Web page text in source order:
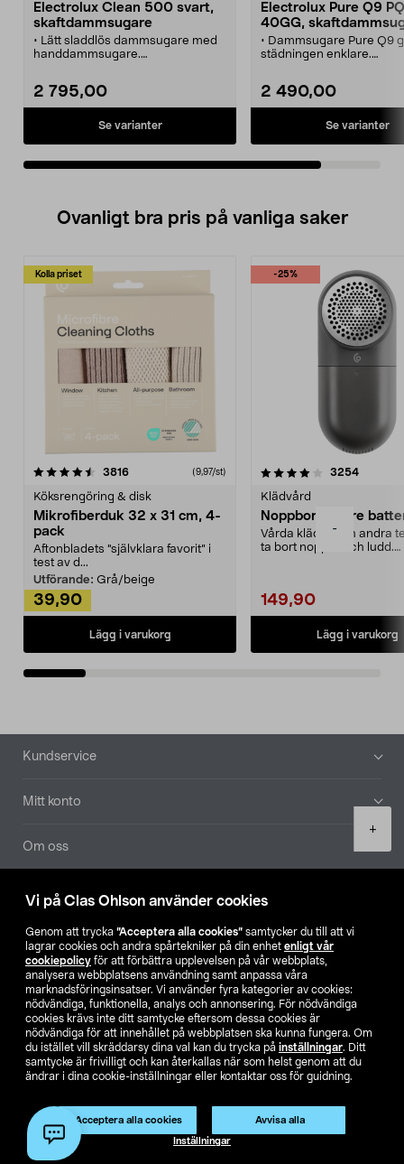
Vi på Clas Ohlson använder cookies
Genom att trycka ”Acceptera alla cookies” samtycker du till att vi
lagrar cookies och andra spårtekniker på din enhet enligt vår
cookiepolicy för att förbättra upplevelsen på vår webbplats,
analysera webbplatsens användning samt anpassa våra
marknadsföringsinsatser. Vi använder fyra kategorier av cookies:
nödvändiga, funktionella, analys och annonsering. För nödvändiga
cookies krävs inte ditt samtycke eftersom dessa cookies är
nödvändiga för att innehållet på webbplatsen ska kunna fungera. Om
du istället vill skräddarsy dina val kan du trycka på inställningar. Ditt
samtycke är frivilligt och kan återkallas när som helst genom att du
ändrar i dina cookie-inställningar eller kontaktar oss för guidning.
Acceptera alla cookies Avvisa alla
Inställningar
-
+
Electrolux Clean 500 svart,
skaftdammsugare
• Lätt sladdlös dammsugare med
handdammsugare.
en laddning.
• Skaftdammsugare som står
upprätt utan hållare.
mikrodammpartiklar.
2 795,00
Se varianter
Electrolux Pure Q9
40GG,
• Dammsugare Pure Q9
städningen enklare.
• Självstående - ta en
vill.
• Ingen sladd -
2 490,00
Se varianter
Ovanligt bra pris på vanliga saker
Kolla priset
3816recensioner (9,97/st)
Köksrengöring & disk
Mikrofiberduk 32 x 31 cm, 4-
pack
Aftonbladets "självklara favorit” i
test av d...
Utförande: Grå/beige
39,90
Lägg i varukorg
-25%
4.0av 5 stjärnor 3254
Klädvård
Noppborttagare
Vårda kläder och andra
ta bort noppor och ludd.
149,90
Lägg i varukorg
4.5av 5 stjärnor
Sidfot
Kundservice
Mitt konto
Om oss
Aktuellt
Våra bolag
Hitta butik
SE NO FI
Köpvillkor Privacy statement Klubbvillkor